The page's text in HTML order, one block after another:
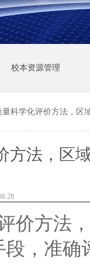
校本资源管理
量科学化评价方法，区
方法，区
价方法
段，准确